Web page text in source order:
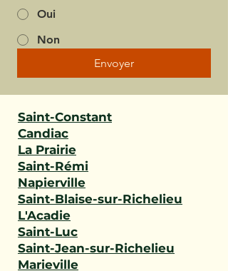
Oui
Non
Envoyer
Saint-Constant
Candiac
La Prairie
Saint-Rémi
Napierville
Saint-Blaise-sur-Richelieu
L'Acadie
Saint-Luc
Saint-Jean-sur-Richelieu
Marieville